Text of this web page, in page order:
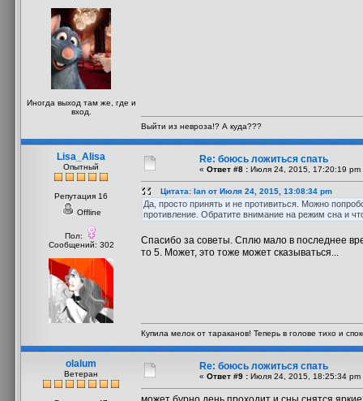
Иногда выход там же, где и
вход.
Выйти из невроза!? А куда???
Lisa_Alisa
Опытный
Репутация 16
Offline
Пол:
Сообщений: 302
Re: боюсь ложиться спать
« Ответ #8 : Июля 24, 2015, 17:20:19 pm
Цитата: Ian от Июля 24, 2015, 13:08:34 pm
Да, просто принять и не противиться. Можно
противление. Обратите внимание на режим сна и
Спасибо за советы. Сплю мало в последнее
то 5. Может, это тоже может сказываться...
Купила мелок от тараканов! Теперь в голове тихо и
olalum
Ветеран
Re: боюсь ложиться спать
« Ответ #9 : Июля 24, 2015, 18:25:34 pm